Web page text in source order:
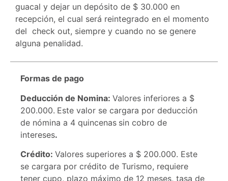
guacal y dejar un depósito de $ 30.000 en
recepción, el cual será reintegrado en el momento
del check out, siempre y cuando no se genere
alguna penalidad.
Formas de pago
Deducción de Nomina: Valores inferiores a $
200.000. Este valor se cargara por deducción
de nómina a 4 quincenas sin cobro de
intereses.
Crédito: Valores superiores a $ 200.000. Este
se cargara por crédito de Turismo, requiere
tener cupo, plazo máximo de 12 meses, tasa de